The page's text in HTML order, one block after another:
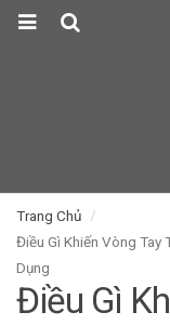
Trang Chủ
Điều Gì Khiến Vòng Tay
Dụng
Điều Gì